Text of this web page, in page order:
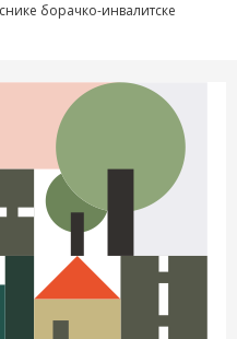
борачко-инвалитске